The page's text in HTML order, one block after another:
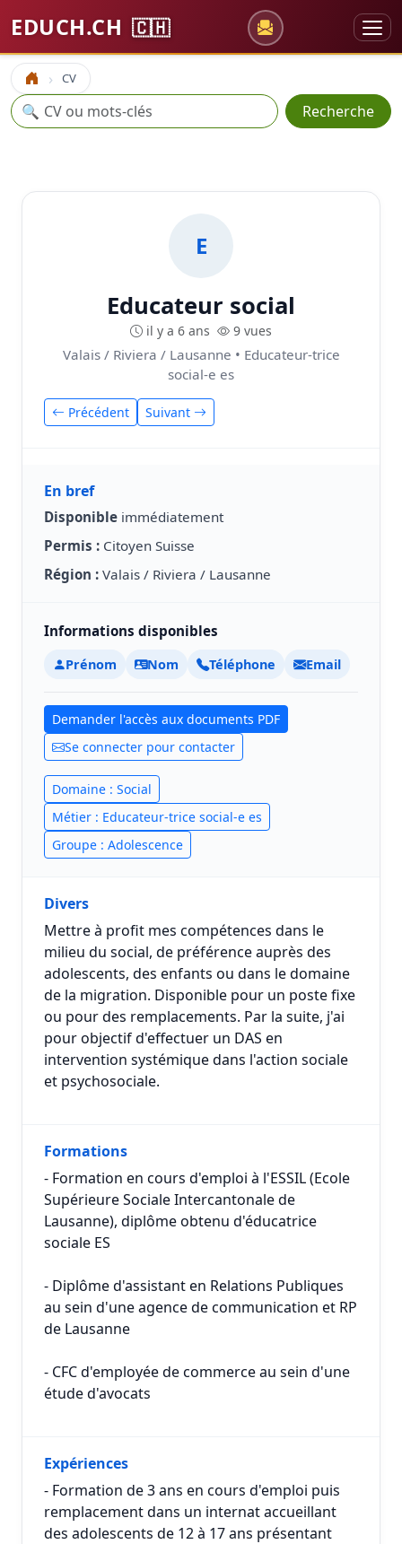
EDUCH.CH 🇨🇭
Accueil CV
Recherche
🔍 Recherche
E
Educateur social
il y a 6 ans 9 vues
Valais / Riviera / Lausanne • Educateur-trice
social-e es
Précédent Suivant
En bref
Disponible immédiatement
Permis : Citoyen Suisse
Région : Valais / Riviera / Lausanne
Informations disponibles
Prénom Nom Téléphone Email
Demander l'accès aux documents PDF
Se connecter pour contacter
Domaine : Social
Métier : Educateur-trice social-e es
Groupe : Adolescence
Divers
Mettre à profit mes compétences dans le
milieu du social, de préférence auprès des
adolescents, des enfants ou dans le domaine
de la migration. Disponible pour un poste fixe
ou pour des remplacements. Par la suite, j'ai
pour objectif d'effectuer un DAS en
intervention systémique dans l'action sociale
et psychosociale.
Formations
- Formation en cours d'emploi à l'ESSIL (Ecole
Supérieure Sociale Intercantonale de
Lausanne), diplôme obtenu d'éducatrice
sociale ES
- Diplôme d'assistant en Relations Publiques
au sein d'une agence de communication et RP
de Lausanne
- CFC d'employée de commerce au sein d'une
étude d'avocats
Expériences
- Formation de 3 ans en cours d'emploi puis
remplacement dans un internat accueillant
des adolescents de 12 à 17 ans présentant